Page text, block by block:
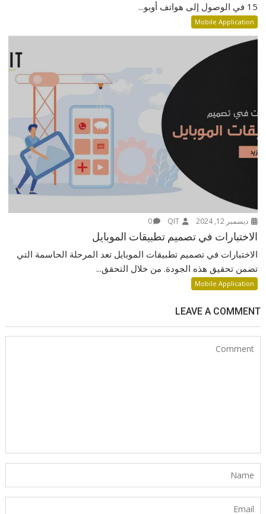
15 في الوصول إلى هواتف أوبو...
Mobile Application
ديسمبر 12, 2024 QIT
0
الاختبارات في تصميم تطبيقات الموبايل
الاختبارات في تصميم تطبيقات الموبايل تعد المرحلة الحاسمة التي
تضمن تحقيق هذه الجودة. من خلال التحقق...
Mobile Application
LEAVE A COMMENT